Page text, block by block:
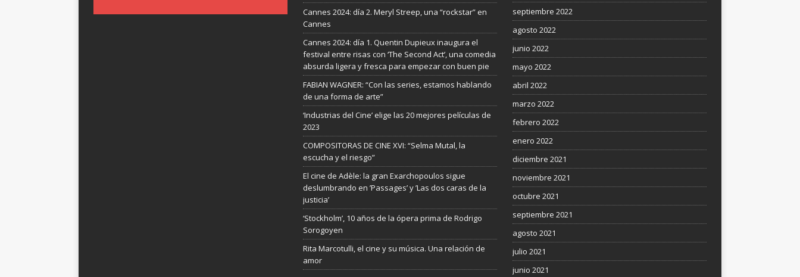
Cannes 2024: día 2. Meryl Streep, una “rockstar” en
Cannes
Cannes 2024: día 1. Quentin Dupieux inaugura el
festival entre risas con ‘The Second Act’, una comedia
absurda ligera y fresca para empezar con buen pie
FABIAN WAGNER: “Con las series, estamos hablando
de una forma de arte”
‘Industrias del Cine’ elige las 20 mejores películas de
2023
COMPOSITORAS DE CINE XVI: “Selma Mutal, la
escucha y el riesgo”
El cine de Adèle: la gran Exarchopoulos sigue
deslumbrando en ’Passages’ y ’Las dos caras de la
justicia’
‘Stockholm’, 10 años de la ópera prima de Rodrigo
Sorogoyen
Rita Marcotulli, el cine y su música. Una relación de
amor
septiembre 2022
agosto 2022
junio 2022
mayo 2022
abril 2022
marzo 2022
febrero 2022
enero 2022
diciembre 2021
noviembre 2021
octubre 2021
septiembre 2021
agosto 2021
julio 2021
junio 2021